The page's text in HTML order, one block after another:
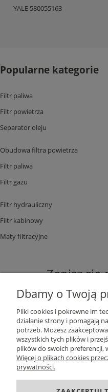
YALE 580055163
Popularne kategorie
Filtr paliwa
Filtr powietrza
Separator oleju
Obudowa filtra powietrza
Filtr paliwa
Filtr gazu
Filtr hydrauliczny
Filtr kabinowy
Maty filtracyjne
Zapisz się
Dbamy o Twoją
Pliki cookies i pokrewne im
działanie strony i pomagają
potrzeb. Możesz
wszystkich tych plików i
plików do swoich preferencji,
Więcej o plikach cookies
prywatności.